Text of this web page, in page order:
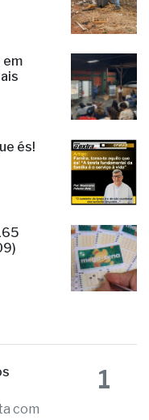
em
és!
com
1